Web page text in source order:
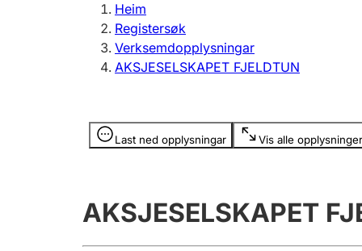
Registrere, endre, slette
Heim
Registersøk
Verksemdopplysningar
AKSJESELSKAPET FJELDTUN
Last ned opplysningar Vis alle opplysninger
Opplysninger er skjult
AKSJESELSKAPET